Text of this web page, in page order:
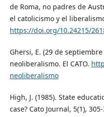
de Roma, no padres de
el catolicismo y el
https://doi.org/10.24215/
Ghersi, E. (29 de
neoliberalismo. El CATO.
neoliberalismo
High, J. (1985). State
case? Cato Journal, 5(1),